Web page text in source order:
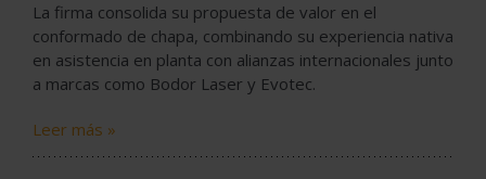
La firma consolida su propuesta de valor en el
conformado de chapa, combinando su experiencia nativa
en asistencia en planta con alianzas internacionales junto
a marcas como Bodor Laser y Evotec.
Leer más »